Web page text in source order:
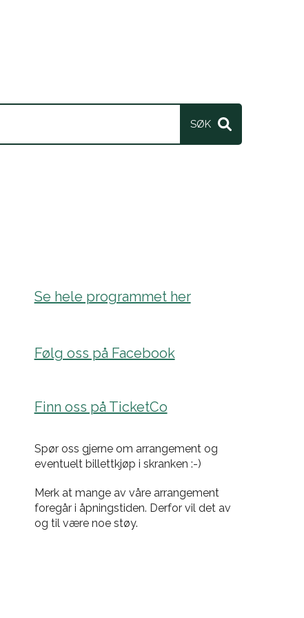
Se hele programmet her
Følg oss på Facebook
Finn oss på TicketCo
Spør oss gjerne om arrangement og
eventuelt billettkjøp i skranken :-)
Merk at mange av våre arrangement
foregår i åpningstiden. Derfor vil det av
og til være noe støy.